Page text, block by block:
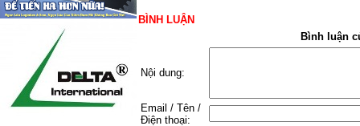
BÌNH LUẬN
Bình luận
Nội dung:
Email / Tên /
Điện thoại: